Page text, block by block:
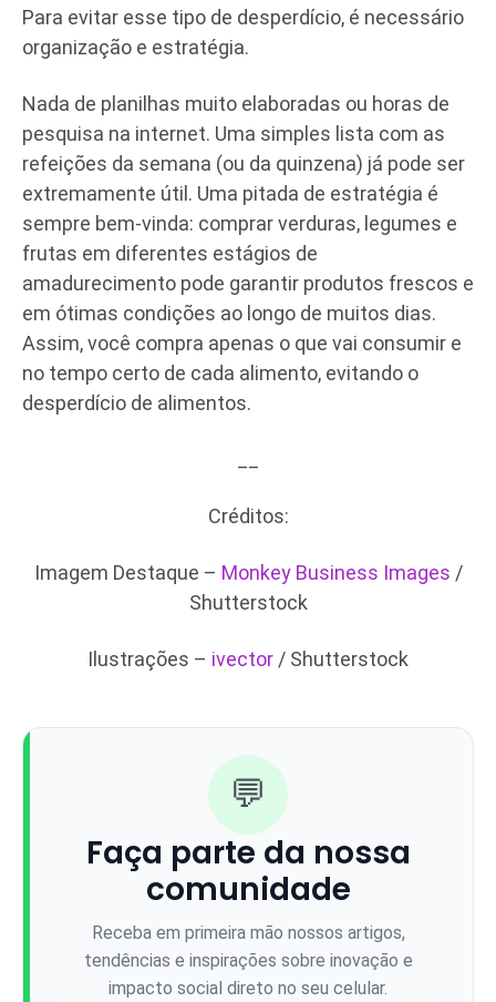
Para evitar esse tipo de desperdício, é necessário
organização e estratégia.
Nada de planilhas muito elaboradas ou horas de
pesquisa na internet. Uma simples lista com as
refeições da semana (ou da quinzena) já pode ser
extremamente útil. Uma pitada de estratégia é
sempre bem-vinda: comprar verduras, legumes e
frutas em diferentes estágios de
amadurecimento pode garantir produtos frescos e
em ótimas condições ao longo de muitos dias.
Assim, você compra apenas o que vai consumir e
no tempo certo de cada alimento, evitando o
desperdício de alimentos.
Créditos:
Imagem Destaque – Monkey Business Images /
Shutterstock
Ilustrações – ivector / Shutterstock
💬
Faça parte da nossa
comunidade
Receba em primeira mão nossos artigos,
tendências e inspirações sobre inovação e
impacto social direto no seu celular.